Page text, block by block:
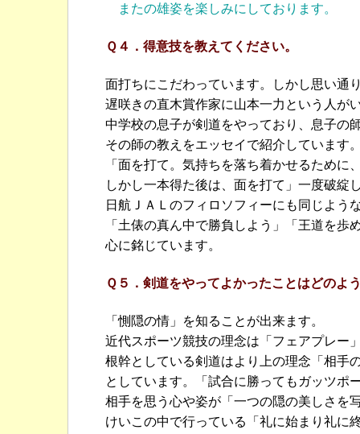
またの雄姿を楽しみにしております。
Ｑ４．得意技を教えてください。
面打ちにこだわっています。しかし思い通
遅咲きの直木賞作家に山本一力という人が
中学校の息子が剣道をやっており、息子の
その師の教えをエッセイで紹介しています
「面を打て。気持ちを落ち着かせるために
しかし一本得た後は、面を打て」一度破綻
日航ＪＡＬのフィロソフィーにも同じよう
「土俵の真ん中で勝負しよう」「王道を歩
心に銘じています。
Ｑ５．剣道をやってよかったことはどのよ
「惻隠の情」を知ることが出来ます。
近代スポーツ競技の理念は「フェアプレー
根幹としている剣道はより上の理念「相手
としています。「試合に勝ってもガッツポ
相手を思う心や姿が「一つの隠の美しさを
けいこの中で行っている「礼に始まり礼に